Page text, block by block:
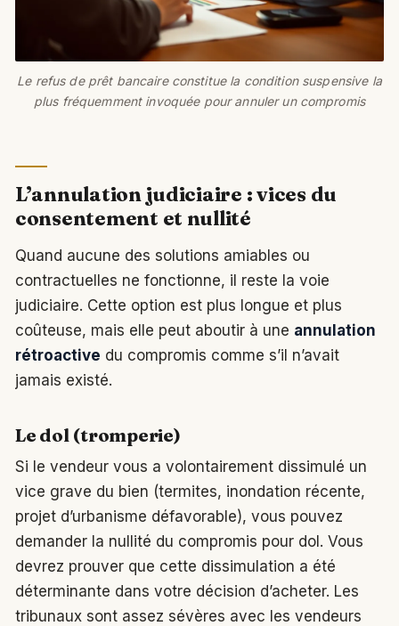
Le refus de prêt bancaire constitue la condition suspensive la
plus fréquemment invoquée pour annuler un compromis
L’annulation judiciaire : vices du
consentement et nullité
Quand aucune des solutions amiables ou
contractuelles ne fonctionne, il reste la voie
judiciaire. Cette option est plus longue et plus
coûteuse, mais elle peut aboutir à une annulation
rétroactive du compromis comme s’il n’avait
jamais existé.
Le dol (tromperie)
Si le vendeur vous a volontairement dissimulé un
vice grave du bien (termites, inondation récente,
projet d’urbanisme défavorable), vous pouvez
demander la nullité du compromis pour dol. Vous
devrez prouver que cette dissimulation a été
déterminante dans votre décision d’acheter. Les
tribunaux sont assez sévères avec les vendeurs